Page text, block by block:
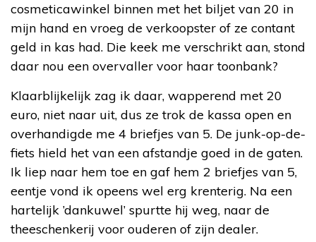
cosmeticawinkel binnen met het biljet van 20 in
mijn hand en vroeg de verkoopster of ze contant
geld in kas had. Die keek me verschrikt aan, stond
daar nou een overvaller voor haar toonbank?
Klaarblijkelijk zag ik daar, wapperend met 20
euro, niet naar uit, dus ze trok de kassa open en
overhandigde me 4 briefjes van 5. De junk-op-de-
fiets hield het van een afstandje goed in de gaten.
Ik liep naar hem toe en gaf hem 2 briefjes van 5,
eentje vond ik opeens wel erg krenterig. Na een
hartelijk ’dankuwel’ spurtte hij weg, naar de
theeschenkerij voor ouderen of zijn dealer.